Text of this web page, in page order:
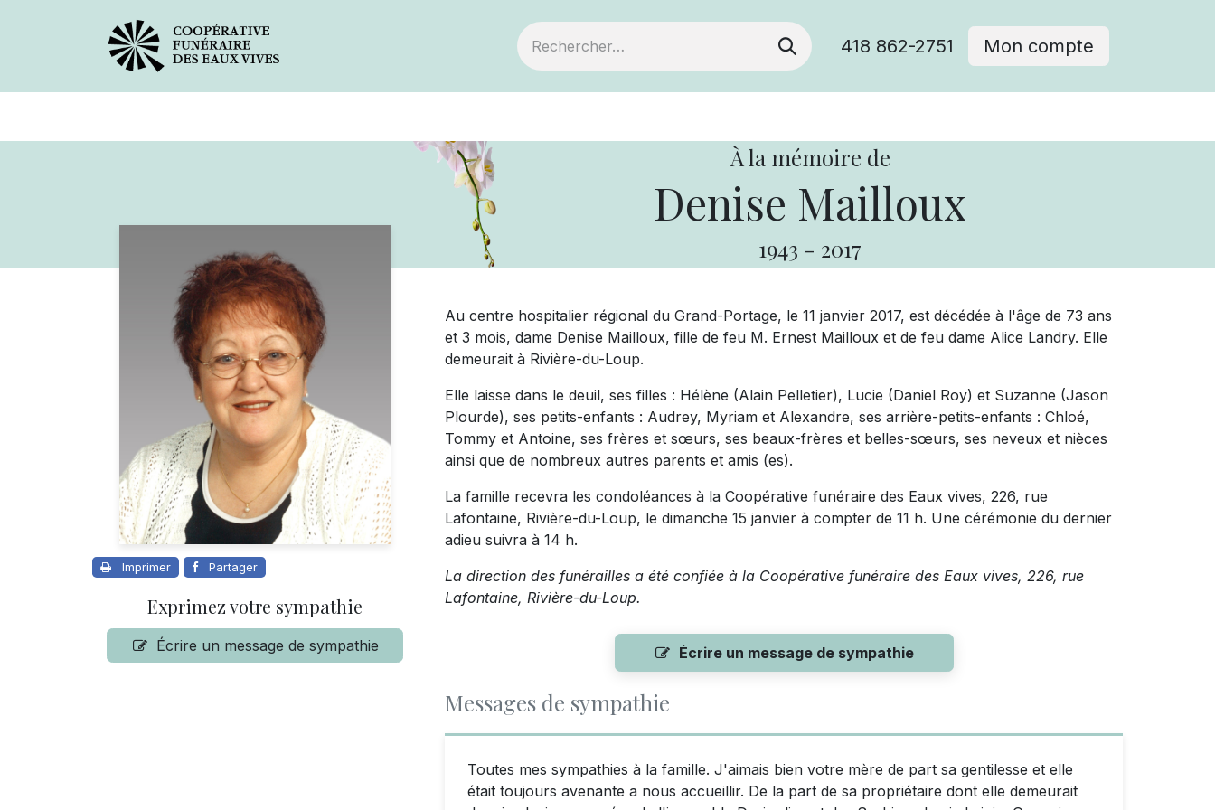
418 862-2751 Mon compte
À la mémoire de
Denise Mailloux
1943 - 2017
Imprimer Partager
Exprimez votre sympathie
Écrire un message de sympathie
Au centre hospitalier régional du Grand-Portage, le 11 janvier 2017, est décédée à l'âge de 73 ans
et 3 mois, dame Denise Mailloux, fille de feu M. Ernest Mailloux et de feu dame Alice Landry. Elle
demeurait à Rivière-du-Loup.
Elle laisse dans le deuil, ses filles : Hélène (Alain Pelletier), Lucie (Daniel Roy) et Suzanne (Jason
Plourde), ses petits-enfants : Audrey, Myriam et Alexandre, ses arrière-petits-enfants : Chloé,
Tommy et Antoine, ses frères et sœurs, ses beaux-frères et belles-sœurs, ses neveux et nièces
ainsi que de nombreux autres parents et amis (es).
La famille recevra les condoléances à la Coopérative funéraire des Eaux vives, 226, rue
Lafontaine, Rivière-du-Loup, le dimanche 15 janvier à compter de 11 h. Une cérémonie du dernier
adieu suivra à 14 h.
La direction des funérailles a été confiée à la Coopérative funéraire des Eaux vives, 226, rue
Lafontaine, Rivière-du-Loup.
Écrire un message de sympathie
Messages de sympathie
Toutes mes sympathies à la famille. J'aimais bien votre mère de part sa gentilesse et elle
était toujours avenante a nous accueillir. De la part de sa propriétaire dont elle demeurait